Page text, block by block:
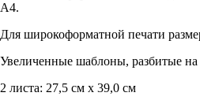
А4.
Для широкоформатной печати
Увеличенные шаблоны, разбитые
2 листа: 27,5 см х 39,0 см